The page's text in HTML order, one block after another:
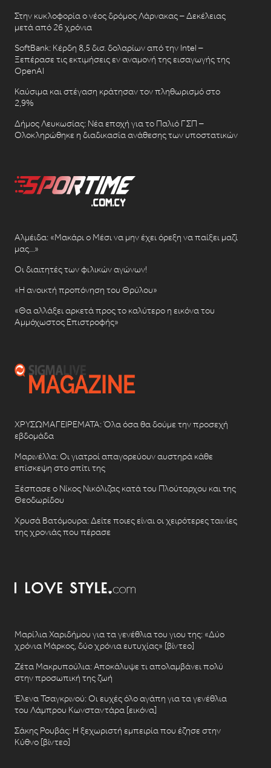
Στην κυκλοφορία ο νέος δρόμος Λάρνακας – Δεκέλειας
μετά από 26 χρόνια
SoftBank: Κέρδη 8,5 δισ. δολαρίων από την Intel –
Ξεπέρασε τις εκτιμήσεις εν αναμονή της εισαγωγής της
OpenAI
Καύσιμα και στέγαση κράτησαν τον πληθωρισμό στο
2,9%
Δήμος Λευκωσίας: Νέα εποχή για το Παλιό ΓΣΠ –
Ολοκληρώθηκε η διαδικασία ανάθεσης των υποστατικών
Αλμέιδα: «Μακάρι ο Μέσι να μην έχει όρεξη να παίξει μαζί
μας…»
Οι διαιτητές των φιλικών αγώνων!
«Η ανοικτή προπόνηση του Θρύλου»
«Θα αλλάξει αρκετά προς το καλύτερο η εικόνα του
Αμμόχωστος Επιστροφής»
ΧΡΥΣΩΜΑΓΕΙΡΕΜΑΤΑ: Όλα όσα θα δούμε την προσεχή
εβδομάδα
Μαρινέλλα: Οι γιατροί απαγορεύουν αυστηρά κάθε
επίσκεψη στο σπίτι της
Ξέσπασε ο Νίκος Νικόλιζας κατά του Πλούταρχου και της
Θεοδωρίδου
Χρυσά Βατόμουρα: Δείτε ποιες είναι οι χειρότερες ταινίες
της χρονιάς που πέρασε
Μαρίλια Χαριδήμου για τα γενέθλια του γιου της: «Δύο
χρόνια Μάρκος, δύο χρόνια ευτυχίας» [βίντεο]
Ζέτα Μακρυπούλια: Αποκάλυψε τι απολαμβάνει πολύ
στην προσωπική της ζωή
Έλενα Τσαγκρινού: Οι ευχές όλο αγάπη για τα γενέθλια
του Λάμπρου Κωνσταντάρα [εικόνα]
Σάκης Ρουβάς: Η ξεχωριστή εμπειρία που έζησε στην
Κύθνο [βίντεο]